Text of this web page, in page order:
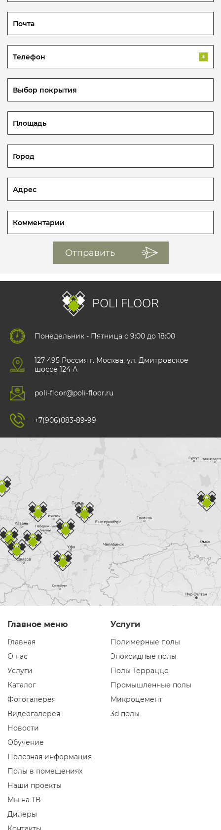
*
Выбор покрытия
POLI FLOOR
Понедельник - Пятница с 9:00 до 18:00
127 495 Роccия г. Москва, ул. Дмитровское
шоссе 124 А
poli-floor@poli-floor.ru
+7(906)083-89-99
Главное меню
Главная
О нас
Услуги
Каталог
Фотогалерея
Видеогалерея
Новости
Обучение
Полезная информация
Полы в помещениях
Наши проекты
Мы на ТВ
Дилеры
Услуги
Полимерные полы
Эпоксидные полы
Полы Терраццо
Промышленные полы
Микроцемент
3d полы